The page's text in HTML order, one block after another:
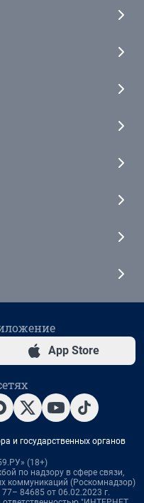
App Store
и государственных органов
(18+)
по надзору в сфере связи,
коммуникаций (Роскомнадзор)
84685 от 06.02.2023 г.